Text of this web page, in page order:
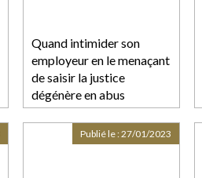
Quand intimider son
employeur en le menaçant
de saisir la justice
dégénère en abus
Publié le :27/01/2023